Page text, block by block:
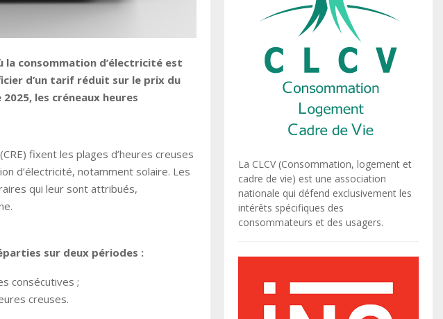
la consommation d’électricité est
d’un tarif réduit sur le prix du
les créneaux heures
fixent les plages d’heures creuses
d’électricité, notamment solaire. Les
qui leur sont attribués,
sur deux périodes :
consécutives ;
creuses.
La CLCV (Consommation, logement et
cadre de vie) est une association
nationale qui défend exclusivement les
intérêts spécifiques des
consommateurs et des usagers.